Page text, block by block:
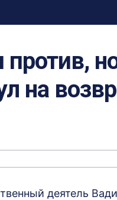
против,
на
деятель